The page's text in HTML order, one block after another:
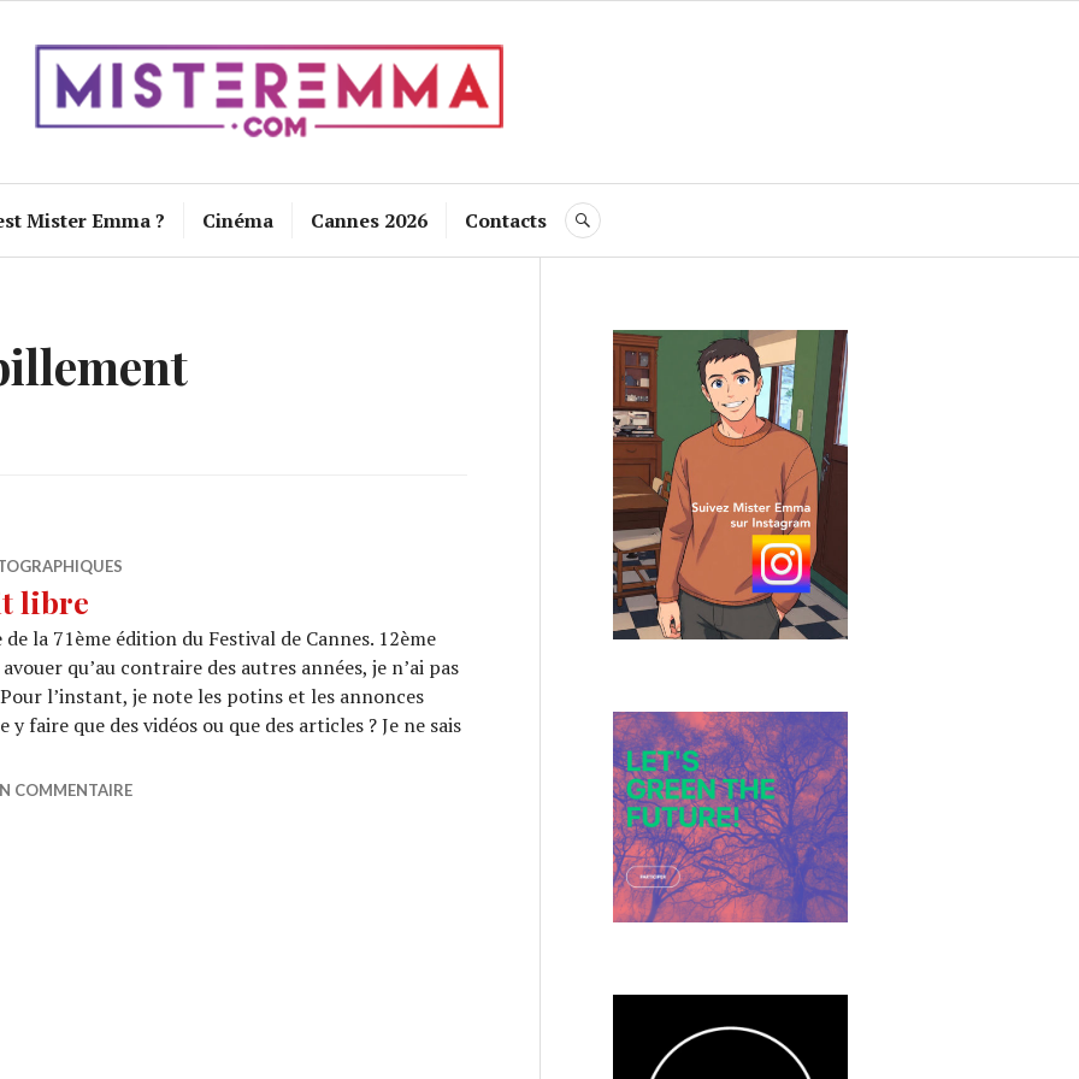
Mister Emma ? Cinéma Cannes 2026 Contacts RECHERCHE
libre
la 71ème édition du Festival de Cannes. 12ème
qu’au contraire des autres années, je n’ai pas
l’instant, je note les potins et les annonces
faire que des vidéos ou que des articles ? Je ne sais
L’esprit libre
COMMENTAIRE